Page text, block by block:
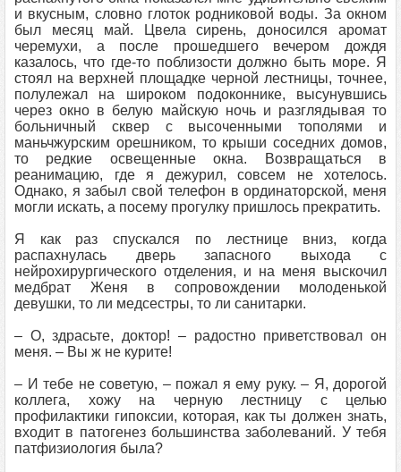
и вкусным, словно глоток родниковой воды. За окном
был месяц май. Цвела сирень, доносился аромат
черемухи, а после прошедшего вечером дождя
казалось, что где-то поблизости должно быть море. Я
стоял на верхней площадке черной лестницы, точнее,
полулежал на широком подоконнике, высунувшись
через окно в белую майскую ночь и разглядывая то
больничный сквер с высоченными тополями и
маньчжурским орешником, то крыши соседних домов,
то редкие освещенные окна. Возвращаться в
реанимацию, где я дежурил, совсем не хотелось.
Однако, я забыл свой телефон в ординаторской, меня
могли искать, а посему прогулку пришлось прекратить.
Я как раз спускался по лестнице вниз, когда
распахнулась дверь запасного выхода с
нейрохирургического отделения, и на меня выскочил
медбрат Женя в сопровождении молоденькой
девушки, то ли медсестры, то ли санитарки.
– О, здрасьте, доктор! – радостно приветствовал он
меня. – Вы ж не курите!
– И тебе не советую, – пожал я ему руку. – Я, дорогой
коллега, хожу на черную лестницу с целью
профилактики гипоксии, которая, как ты должен знать,
входит в патогенез большинства заболеваний. У тебя
патфизиология была?